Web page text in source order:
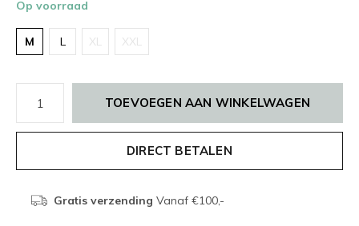
Op voorraad
M L XL XXL
TOEVOEGEN AAN WINKELWAGEN
DIRECT BETALEN
Gratis verzending Vanaf €100,-